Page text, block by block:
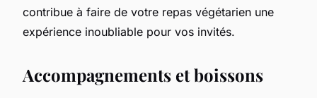
contribue à faire de votre repas végétarien une
expérience inoubliable pour vos invités.
Accompagnements et boissons